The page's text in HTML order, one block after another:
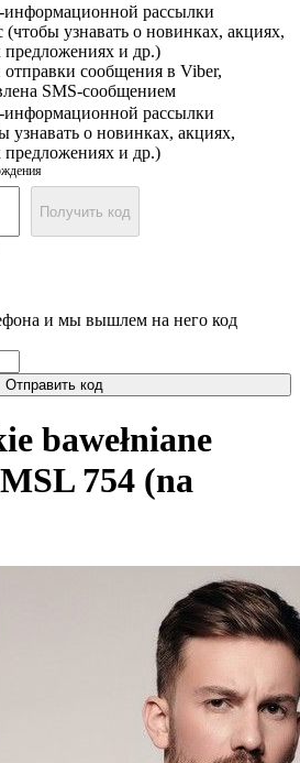
информационной рассылки
(чтобы узнавать о новинках, акциях,
предложениях и др.)
сообщения в Viber,
SMS-сообщением
информационной рассылки
узнавать о новинках, акциях,
предложениях и др.)
Получить код
и мы вышлем на него код
Отправить код
bawełniane
754 (na